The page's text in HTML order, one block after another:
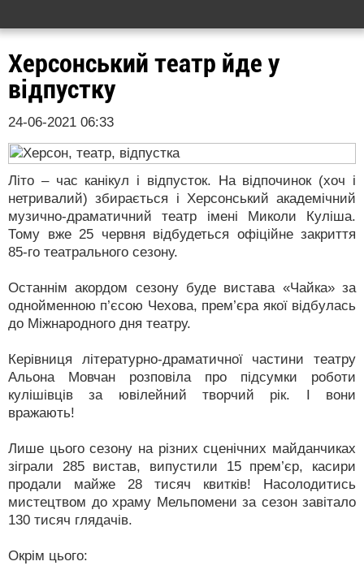
Херсонський театр йде у
відпустку
24-06-2021 06:33
Літо – час канікул і відпусток. На відпочинок (хоч і
нетривалий) збирається і Херсонський академічний
музично-драматичний театр імені Миколи Куліша.
Тому вже 25 червня відбудеться офіційне закриття
85-го театрального сезону.
Останнім акордом сезону буде вистава «Чайка» за
однойменною п’єсою Чехова, прем’єра якої відбулась
до Міжнародного дня театру.
Керівниця літературно-драматичної частини театру
Альона Мовчан розповіла про підсумки роботи
кулішівців за ювілейний творчий рік. І вони
вражають!
Лише цього сезону на різних сценічних майданчиках
зіграли 285 вистав, випустили 15 прем’єр, касири
продали майже 28 тисяч квитків! Насолодитись
мистецтвом до храму Мельпомени за сезон завітало
130 тисяч глядачів.
Окрім цього: